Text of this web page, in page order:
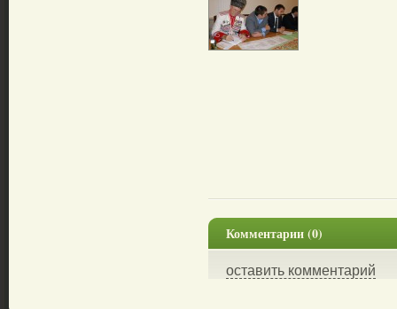
Комментарии (0)
оставить комментарий